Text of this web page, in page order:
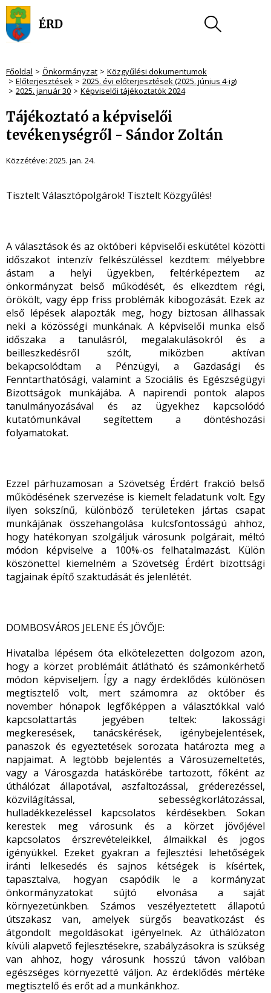
Főoldal Önkormányzat
Közgyűlési dokumentumok
Előterjesztések
2025. évi előterjesztések (2025. június 4-ig)
2025. január 30
Képviselői tájékoztatók 2024
Tájékoztató a képviselői
tevékenységről - Sándor Zoltán
Közzétéve: 2025. jan. 24.
Tisztelt Választópolgárok! Tisztelt Közgyűlés!
A választások és az októberi képviselői eskütétel közötti
időszakot intenzív felkészüléssel kezdtem: mélyebbre
ástam a helyi ügyekben, feltérképeztem az
önkormányzat belső működését, és elkezdtem régi,
örökölt, vagy épp friss problémák kibogozását. Ezek az
első lépések alapozták meg, hogy biztosan állhassak
neki a közösségi munkának. A képviselői munka első
időszaka a tanulásról, megalakulásokról és a
beilleszkedésről szólt, miközben aktívan
bekapcsolódtam a Pénzügyi, a Gazdasági és
Fenntarthatósági, valamint a Szociális és Egészségügyi
Bizottságok munkájába. A napirendi pontok alapos
tanulmányozásával és az ügyekhez kapcsolódó
kutatómunkával segítettem a döntéshozási
folyamatokat.
Ezzel párhuzamosan a Szövetség Érdért frakció belső
működésének szervezése is kiemelt feladatunk volt. Egy
ilyen sokszínű, különböző területeken jártas csapat
munkájának összehangolása kulcsfontosságú ahhoz,
hogy hatékonyan szolgáljuk városunk polgárait, méltó
módon képviselve a 100%-os felhatalmazást. Külön
köszönettel kiemelném a Szövetség Érdért bizottsági
tagjainak építő szaktudását és jelenlétét.
DOMBOSVÁROS JELENE ÉS JÖVŐJE:
Hivatalba lépésem óta elkötelezetten dolgozom azon,
hogy a körzet problémáit átlátható és számonkérhető
módon képviseljem. Így a nagy érdeklődés különösen
megtisztelő volt, mert számomra az október és
november hónapok legfőképpen a választókkal való
kapcsolattartás jegyében teltek: lakossági
megkeresések, tanácskérések, igénybejelentések,
panaszok és egyeztetések sorozata határozta meg a
napjaimat. A legtöbb bejelentés a Városüzemeltetés,
vagy a Városgazda hatáskörébe tartozott, főként az
úthálózat állapotával, aszfaltozással, gréderezéssel,
közvilágítással, sebességkorlátozással,
hulladékkezeléssel kapcsolatos kérdésekben. Sokan
kerestek meg városunk és a körzet jövőjével
kapcsolatos érszrevételeikkel, álmaikkal és jogos
igényükkel. Ezeket gyakran a fejlesztési lehetőségek
iránti lelkesedés és sajnos kétségek is kísértek,
tapasztalva, hogyan csapódik le a kormányzat
önkormányzatokat sújtó elvonása a saját
környezetünkben. Számos veszélyeztetett állapotú
útszakasz van, amelyek sürgős beavatkozást és
átgondolt megoldásokat igényelnek. Az úthálózaton
kívüli alapvető fejlesztésekre, szabályzásokra is szükség
van ahhoz, hogy városunk hosszú távon valóban
egészséges környezetté váljon. Az érdeklődés mértéke
megtisztelő és erőt ad a munkánkhoz.